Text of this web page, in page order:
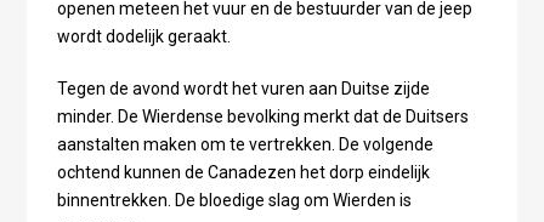
openen meteen het vuur en de bestuurder van de jeep
wordt dodelijk geraakt.
Tegen de avond wordt het vuren aan Duitse zijde
minder. De Wierdense bevolking merkt dat de Duitsers
aanstalten maken om te vertrekken. De volgende
ochtend kunnen de Canadezen het dorp eindelijk
binnentrekken. De bloedige slag om Wierden is